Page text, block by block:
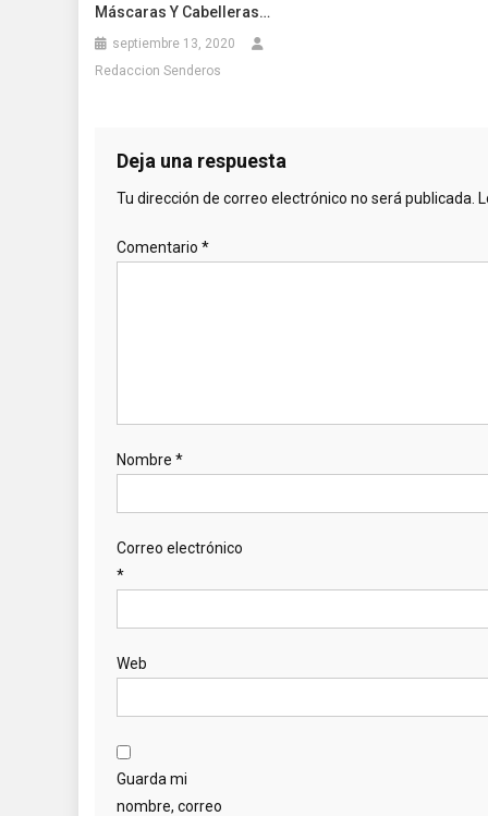
Máscaras Y Cabelleras…
septiembre 13, 2020
Redaccion Senderos
Deja una respuesta
Tu dirección de correo electrónico no será publicada.
Comentario *
Nombre *
Correo electrónico
*
Web
Guarda mi
nombre, correo